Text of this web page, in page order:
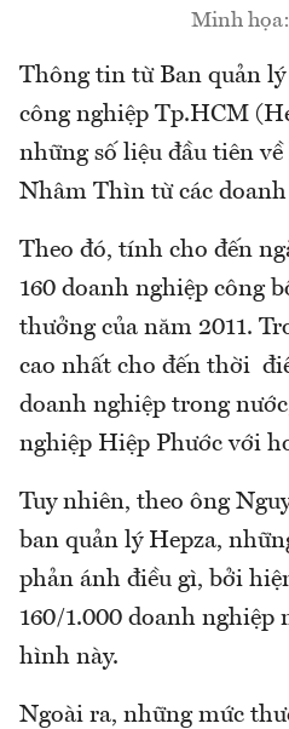
Minh
Thông tin từ Ban quản
công nghiệp Tp.HCM
những số liệu đầu tiên
Nhâm Thìn từ các
Theo đó, tính cho đến
160 doanh nghiệp công
thưởng của năm 2011.
cao nhất cho đến thời
doanh nghiệp trong
nghiệp Hiệp Phước với
Tuy nhiên, theo ông
ban quản lý Hepza,
phản ánh điều gì, bởi
160/1.000 doanh nghiệp
hình này.
Ngoài ra, những mức